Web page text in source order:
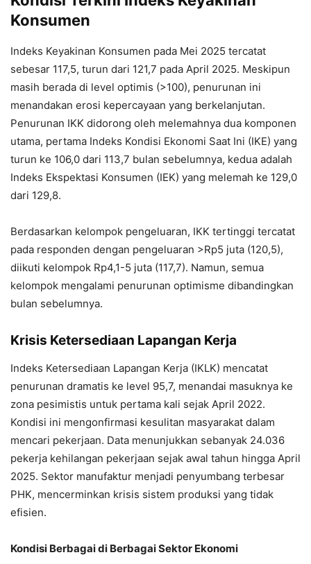
Konsumen
Indeks Keyakinan Konsumen pada Mei 2025 tercatat
sebesar 117,5, turun dari 121,7 pada April 2025. Meskipun
masih berada di level optimis (>100), penurunan ini
menandakan erosi kepercayaan yang berkelanjutan.
Penurunan IKK didorong oleh melemahnya dua komponen
utama, pertama Indeks Kondisi Ekonomi Saat Ini (IKE) yang
turun ke 106,0 dari 113,7 bulan sebelumnya, kedua adalah
Indeks Ekspektasi Konsumen (IEK) yang melemah ke 129,0
dari 129,8.
Berdasarkan kelompok pengeluaran, IKK tertinggi tercatat
pada responden dengan pengeluaran >Rp5 juta (120,5),
diikuti kelompok Rp4,1-5 juta (117,7). Namun, semua
kelompok mengalami penurunan optimisme dibandingkan
bulan sebelumnya.
Krisis Ketersediaan Lapangan Kerja
Indeks Ketersediaan Lapangan Kerja (IKLK) mencatat
penurunan dramatis ke level 95,7, menandai masuknya ke
zona pesimistis untuk pertama kali sejak April 2022.
Kondisi ini mengonfirmasi kesulitan masyarakat dalam
mencari pekerjaan. Data menunjukkan sebanyak 24.036
pekerja kehilangan pekerjaan sejak awal tahun hingga April
2025. Sektor manufaktur menjadi penyumbang terbesar
PHK, mencerminkan krisis sistem produksi yang tidak
efisien.
Kondisi Berbagai di Berbagai Sektor Ekonomi